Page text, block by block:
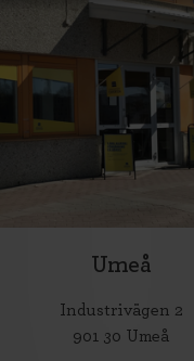
Umeå
Industrivägen 2
901 30 Umeå